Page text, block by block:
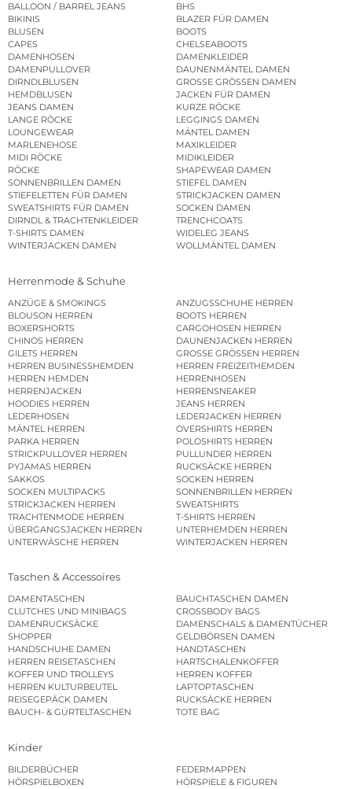
BALLOON / BARREL JEANS
BHS
BIKINIS
BLAZER FÜR DAMEN
BLUSEN
BOOTS
CAPES
CHELSEABOOTS
DAMENHOSEN
DAMENKLEIDER
DAMENPULLOVER
DAUNENMÄNTEL DAMEN
DIRNDLBLUSEN
GROSSE GRÖSSEN DAMEN
HEMDBLUSEN
JACKEN FÜR DAMEN
JEANS DAMEN
KURZE RÖCKE
LANGE RÖCKE
LEGGINGS DAMEN
LOUNGEWEAR
MÄNTEL DAMEN
MARLENEHOSE
MAXIKLEIDER
MIDI RÖCKE
MIDIKLEIDER
RÖCKE
SHAPEWEAR DAMEN
SONNENBRILLEN DAMEN
STIEFEL DAMEN
STIEFELETTEN FÜR DAMEN
STRICKJACKEN DAMEN
SWEATSHIRTS FÜR DAMEN
SOCKEN DAMEN
DIRNDL & TRACHTENKLEIDER
TRENCHCOATS
T-SHIRTS DAMEN
WIDELEG JEANS
WINTERJACKEN DAMEN
WOLLMÄNTEL DAMEN
Herrenmode & Schuhe
ANZÜGE & SMOKINGS
ANZUGSSCHUHE HERREN
BLOUSON HERREN
BOOTS HERREN
BOXERSHORTS
CARGOHOSEN HERREN
CHINOS HERREN
DAUNENJACKEN HERREN
GILETS HERREN
GROSSE GRÖSSEN HERREN
HERREN BUSINESSHEMDEN
HERREN FREIZEITHEMDEN
HERREN HEMDEN
HERRENHOSEN
HERRENJACKEN
HERRENSNEAKER
HOODIES HERREN
JEANS HERREN
LEDERHOSEN
LEDERJACKEN HERREN
MÄNTEL HERREN
OVERSHIRTS HERREN
PARKA HERREN
POLOSHIRTS HERREN
STRICKPULLOVER HERREN
PULLUNDER HERREN
PYJAMAS HERREN
RUCKSÄCKE HERREN
SAKKOS
SOCKEN HERREN
SOCKEN MULTIPACKS
SONNENBRILLEN HERREN
STRICKJACKEN HERREN
SWEATSHIRTS
TRACHTENMODE HERREN
T-SHIRTS HERREN
ÜBERGANGSJACKEN HERREN
UNTERHEMDEN HERREN
UNTERWÄSCHE HERREN
WINTERJACKEN HERREN
Taschen & Accessoires
DAMENTASCHEN
BAUCHTASCHEN DAMEN
CLUTCHES UND MINIBAGS
CROSSBODY BAGS
DAMENRUCKSÄCKE
DAMENSCHALS & DAMENTÜCHER
SHOPPER
GELDBÖRSEN DAMEN
HANDSCHUHE DAMEN
HANDTASCHEN
HERREN REISETASCHEN
HARTSCHALENKOFFER
KOFFER UND TROLLEYS
HERREN KOFFER
HERREN KULTURBEUTEL
LAPTOPTASCHEN
REISEGEPÄCK DAMEN
RUCKSÄCKE HERREN
BAUCH- & GÜRTELTASCHEN
TOTE BAG
Kinder
BILDERBÜCHER
FEDERMAPPEN
HÖRSPIELBOXEN
HÖRSPIELE & FIGUREN